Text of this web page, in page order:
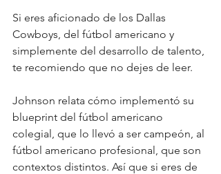
Si eres aficionado de los Dallas
Cowboys, del fútbol americano y
simplemente del desarrollo de talento,
te recomiendo que no dejes de leer.
Johnson relata cómo implementó su
blueprint del fútbol americano
colegial, que lo llevó a ser campeón, al
fútbol americano profesional, que son
contextos distintos. Así que si eres de